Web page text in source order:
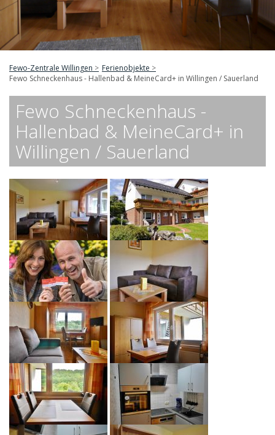
Fewo-Zentrale Willingen
Ferienobjekte
Fewo Schneckenhaus - Hallenbad & MeineCard+ in Willingen / Sauerland
Fewo Schneckenhaus -
Hallenbad & MeineCard+ in
Willingen / Sauerland